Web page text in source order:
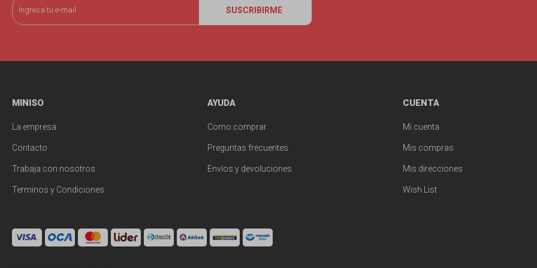
SUSCRIBIRME
MINISO
La empresa
Contacto
Trabaja con nosotros
Terminos y Condiciones
AYUDA
Como comprar
Preguntas frecuentes
Envíos y devoluciones
CUENTA
Mi cuenta
Mis compras
Mis direcciones
Wish List